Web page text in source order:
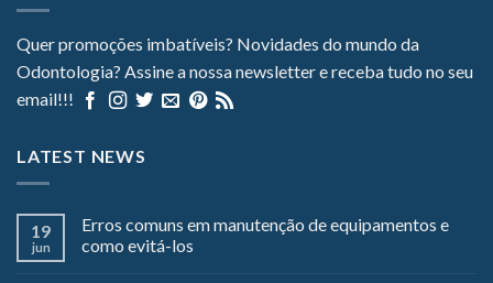
Quer promoções imbatíveis? Novidades do mundo da
Odontologia? Assine a nossa newsletter e receba tudo no seu
email!!!
LATEST NEWS
19
jun
Erros comuns em manutenção de equipamentos e
como evitá-los